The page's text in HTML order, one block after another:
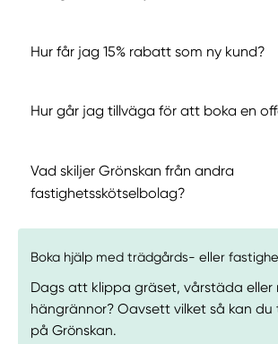
Hur får jag 15% rabatt som ny kund?
Hur går jag tillväga för att boka en
Vad skiljer Grönskan från andra
fastighetsskötselbolag?
Boka hjälp med trädgårds- eller
Dags att klippa gräset, vårstäda eller
hängrännor? Oavsett vilket så kan du
på Grönskan.